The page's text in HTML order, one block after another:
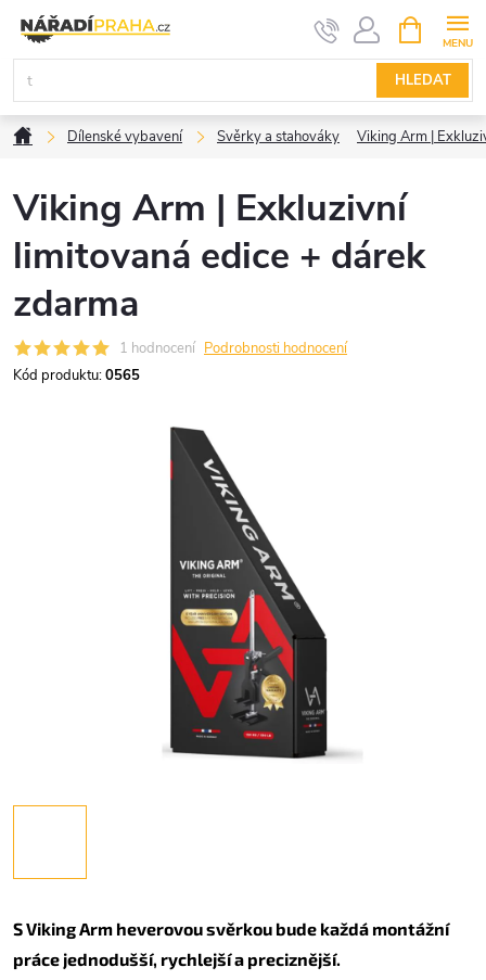
obsah
HLEDAT
NÁKUPNÍ
KOŠÍK
DomůDílenské vybavení Svěrky a stahováky Viking Arm |
Viking Arm | Exkluzivní
limitovaná edice + dárek
zdarma
1 hodnocení Podrobnosti hodnocení
Kód produktu:0565
S Viking Arm heverovou svěrkou bude každá montážní
práce jednodušší, rychlejší a preciznější.